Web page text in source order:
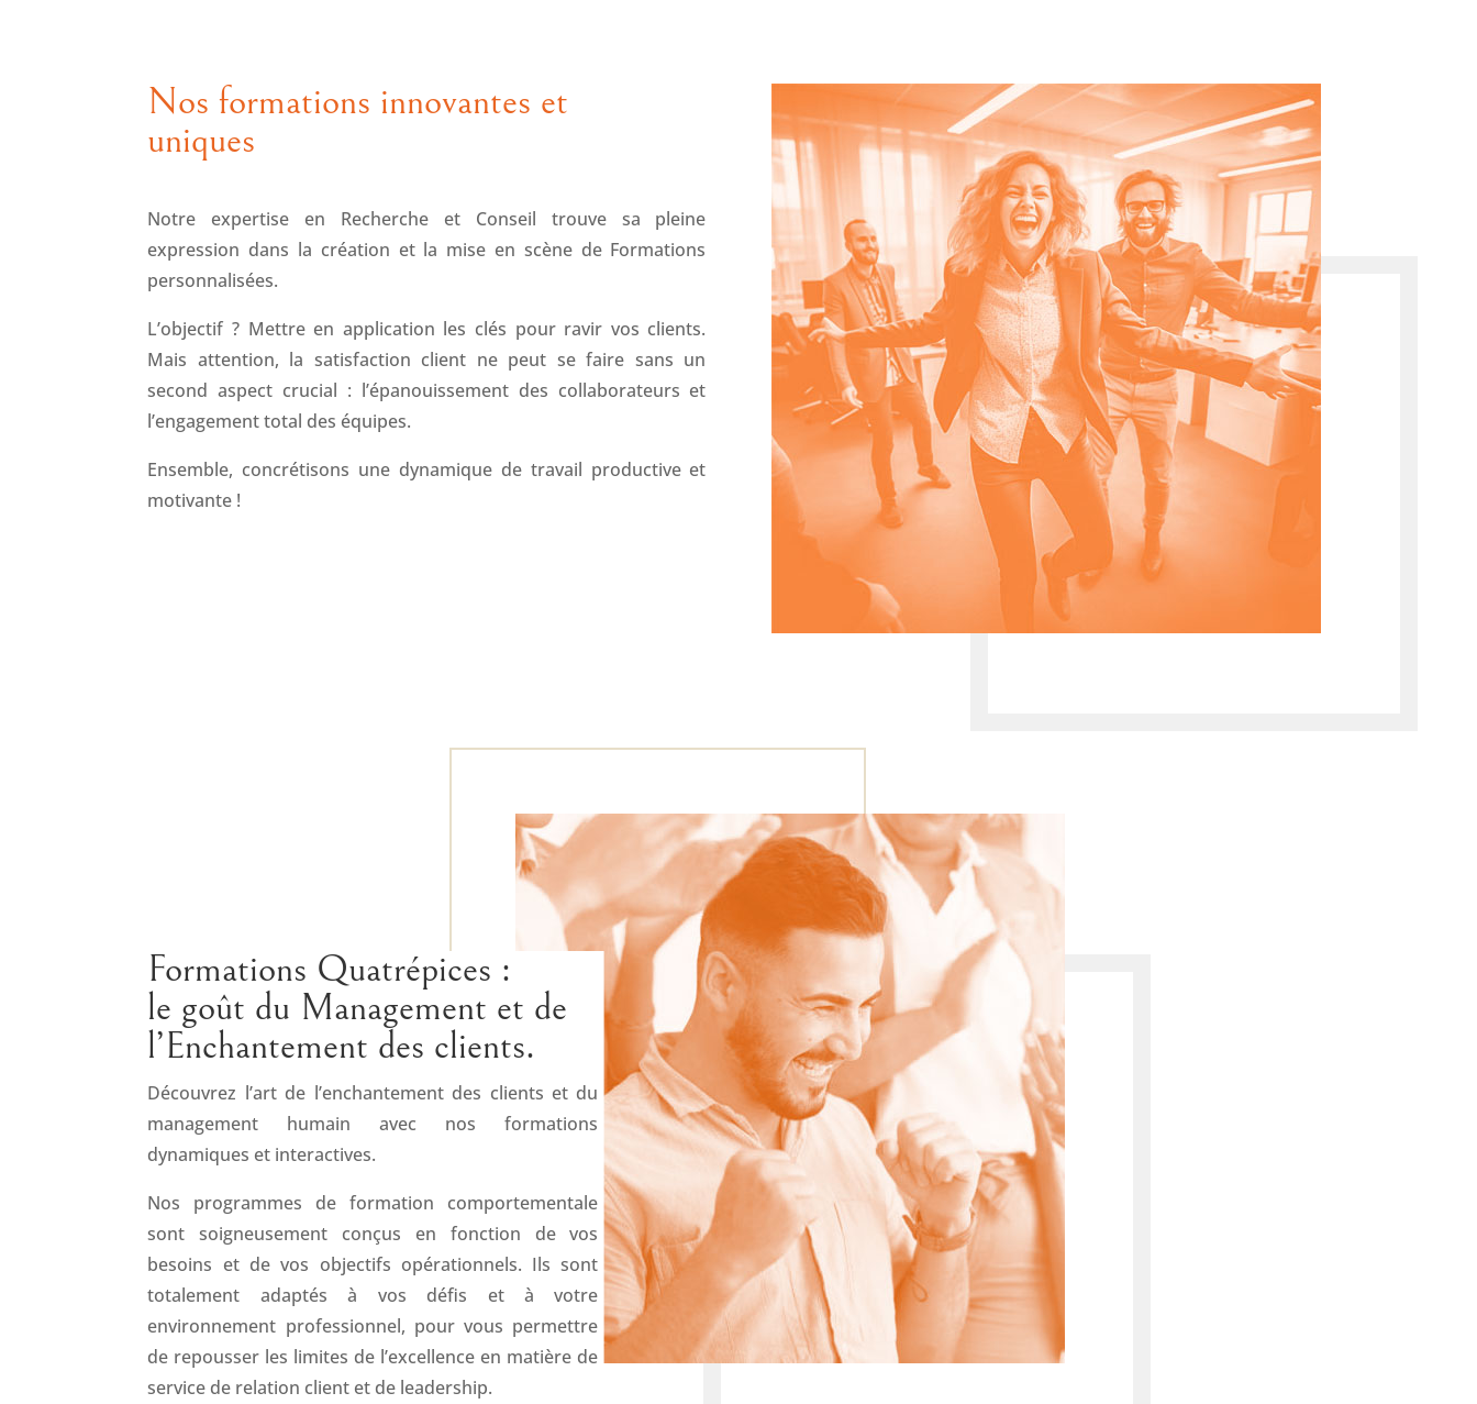
Nos formations innovantes et
uniques
Notre expertise en Recherche et Conseil trouve sa pleine
expression dans la création et la mise en scène de Formations
personnalisées.
L’objectif ? Mettre en application les clés pour ravir vos clients.
Mais attention, la satisfaction client ne peut se faire sans un
second aspect crucial : l’épanouissement des collaborateurs et
l’engagement total des équipes.
Ensemble, concrétisons une dynamique de travail productive et
motivante !
Formations Quatrépices :
le goût du Management et de
l’Enchantement des clients.
Découvrez l’art de l’enchantement des clients et du
management humain avec nos formations
dynamiques et interactives.
Nos programmes de formation comportementale
sont soigneusement conçus en fonction de vos
besoins et de vos objectifs opérationnels. Ils sont
totalement adaptés à vos défis et à votre
environnement professionnel, pour vous permettre
de repousser les limites de l’excellence en matière de
service de relation client et de leadership.